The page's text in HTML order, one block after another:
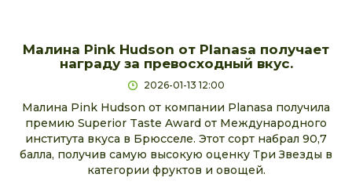
Малина Pink Hudson от Planasa получает
награду за превосходный вкус.
2026-01-13 12:00
Малина Pink Hudson от компании Planasa получила
премию Superior Taste Award от Международного
института вкуса в Брюсселе. Этот сорт набрал 90,7
балла, получив самую высокую оценку Три Звезды в
категории фруктов и овощей.